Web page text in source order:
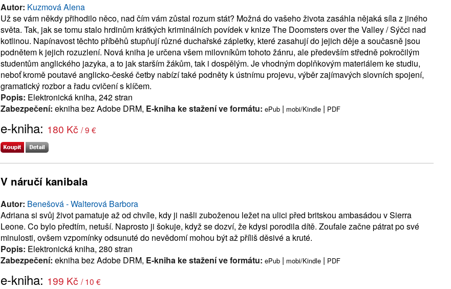
Autor: Kuzmová Alena
Už se vám někdy přihodilo něco, nad čím vám zůstal rozum stát? Možná do vašeho života zasáhla nějaká síla z jiného
světa. Tak, jak se tomu stalo hrdinům krátkých kriminálních povídek v knize The Doomsters over the Valley / Sýčci nad
kotlinou. Napínavost těchto příběhů stupňují různé duchařské zápletky, které zasahují do jejich děje a současně jsou
podnětem k jejich rozuzlení. Nová kniha je určena všem milovníkům tohoto žánru, ale především středně pokročilým
studentům anglického jazyka, a to jak starším žákům, tak i dospělým. Je vhodným doplňkovým materiálem ke studiu,
neboť kromě poutavé anglicko-české četby nabízí také podněty k ústnímu projevu, výběr zajímavých slovních spojení,
gramatický rozbor a řadu cvičení s klíčem.
Popis: Elektronická kniha, 242 stran
Zabezpečení: ekniha bez Adobe DRM, E-kniha ke stažení ve formátu: ePub | mobi/Kindle | PDF
e-kniha: 180 Kč / 9 €
V náručí kanibala
Autor: Benešová - Walterová Barbora
Adriana si svůj život pamatuje až od chvíle, kdy ji našli zuboženou ležet na ulici před britskou ambasádou v Sierra
Leone. Co bylo předtím, netuší. Naprosto ji šokuje, když se dozví, že kdysi porodila dítě. Zoufale začne pátrat po své
minulosti, ovšem vzpomínky odsunuté do nevědomí mohou být až příliš děsivé a kruté.
Popis: Elektronická kniha, 280 stran
Zabezpečení: ekniha bez Adobe DRM, E-kniha ke stažení ve formátu: ePub | mobi/Kindle | PDF
e-kniha: 199 Kč / 10 €